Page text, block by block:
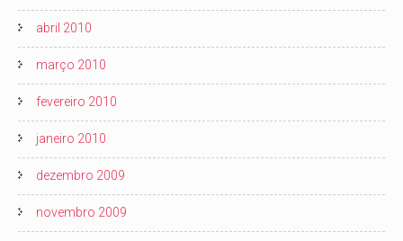
abril 2010
março 2010
fevereiro 2010
janeiro 2010
dezembro 2009
novembro 2009